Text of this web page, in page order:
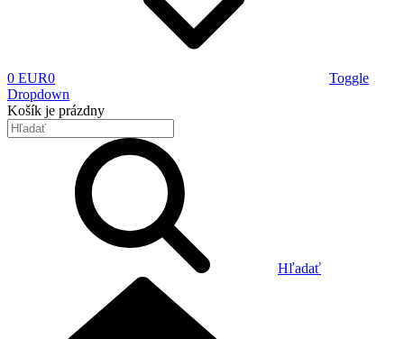
0 EUR0
Toggle
Dropdown
Košík je prázdny
Hľadať